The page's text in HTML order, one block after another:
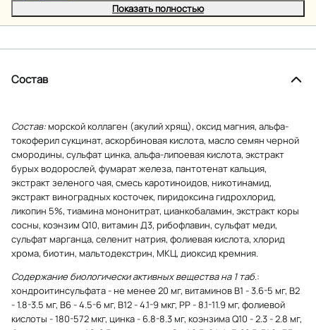
Показать полностью
Состав
Состав: морской коллаген (акулий хрящ), оксид магния, альфа-
токоферил сукцинат, аскорбиновая кислота, масло семян черной
смородины, сульфат цинка, альфа-липоевая кислота, экстракт
бурых водорослей, фумарат железа, пантотенат кальция,
экстракт зеленого чая, смесь каротиноидов, никотинамид,
экстракт виноградных косточек, пиридоксина гидрохлорид,
ликопин 5%, тиамина мононитрат, цианкобаламин, экстракт коры
сосны, коэнзим Q10, витамин Д3, рибофлавин, сульфат меди,
сульфат марганца, селенит натрия, фолиевая кислота, хлорид
хрома, биотин, мальтодекстрин, МКЦ, диоксид кремния.
Содержание биологически активных вещества на 1 таб.:
хондроитинсульфата - не менее 20 мг, витаминов В1 - 3.6-5 мг, В2
- 1.8-3.5 мг, В6 - 4.5-6 мг, В12 - 4.1-9 мкг, РР - 8.1-11.9 мг, фолиевой
кислоты - 180-572 мкг, цинка - 6.8-8.3 мг, коэнзима Q10 - 2.3 - 2.8 мг,